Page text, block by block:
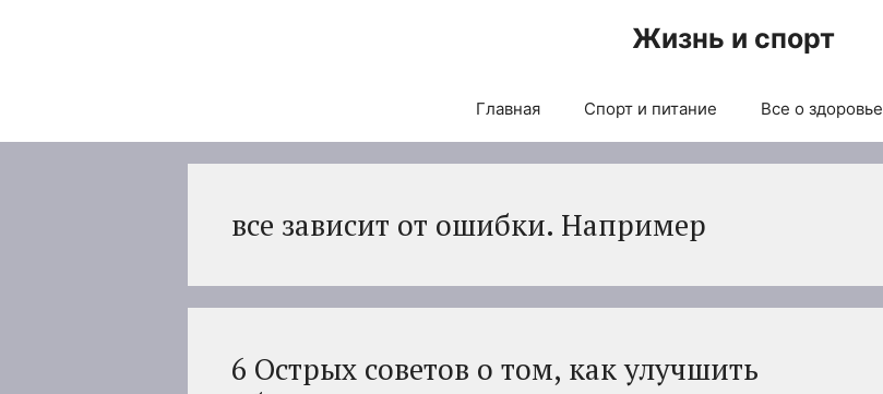
Жизнь и спорт
Главная Спорт и питание Все о здоровье
все зависит от ошибки. Например
6 Острых советов о том, как улучшить